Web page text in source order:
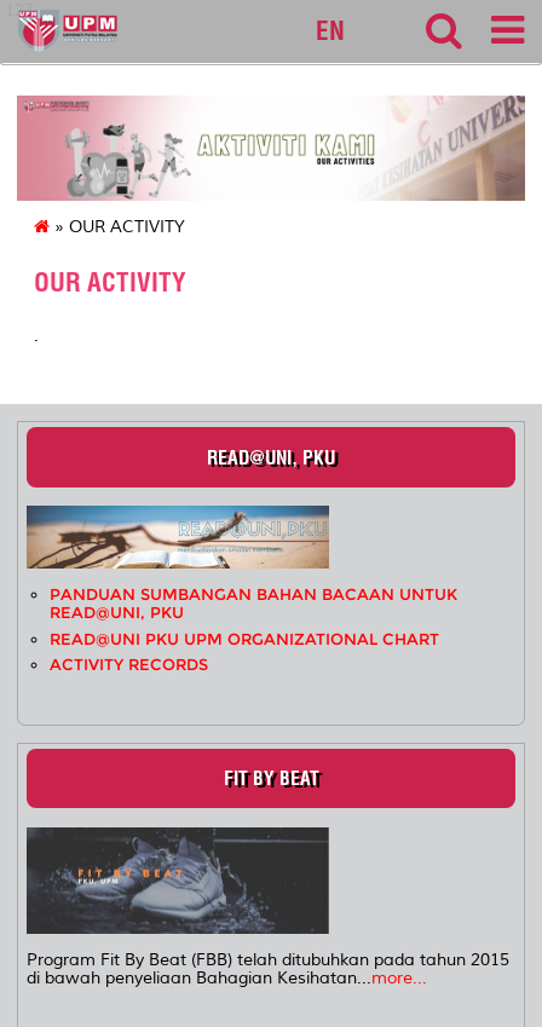
127
EN
» OUR ACTIVITY
OUR ACTIVITY
.
READ@UNI, PKU
PANDUAN SUMBANGAN BAHAN BACAAN UNTUK
READ@UNI, PKU
READ@UNI PKU UPM ORGANIZATIONAL CHART
ACTIVITY RECORDS
FIT BY BEAT
Program Fit By Beat (FBB) telah ditubuhkan pada tahun 2015
di bawah penyeliaan Bahagian Kesihatan...more...